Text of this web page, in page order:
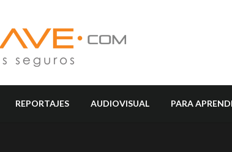
REPORTAJES AUDIOVISUAL PARA